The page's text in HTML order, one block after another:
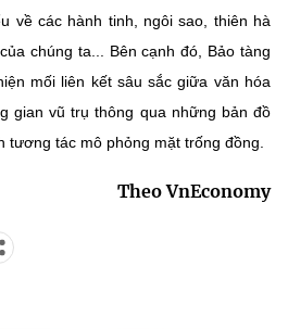
về các hành tinh, ngôi sao, thiên hà
chúng ta... Bên cạnh đó, Bảo tàng
mối liên kết sâu sắc giữa văn hóa
gian vũ trụ thông qua những bản đồ
tương tác mô phỏng mặt trống đồng.
Theo VnEconomy